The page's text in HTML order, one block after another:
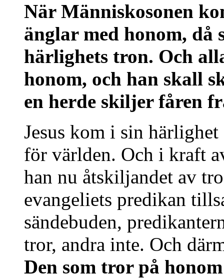
När Människosonen
änglar med honom, då
härlighets tron. Och
honom, och han skall
en herde skiljer fåren
Jesus kom i sin
för världen. Och i kraft
han nu åtskiljandet av
evangeliets predikan
sändebuden,
tror, andra inte. Och
Den som tror på